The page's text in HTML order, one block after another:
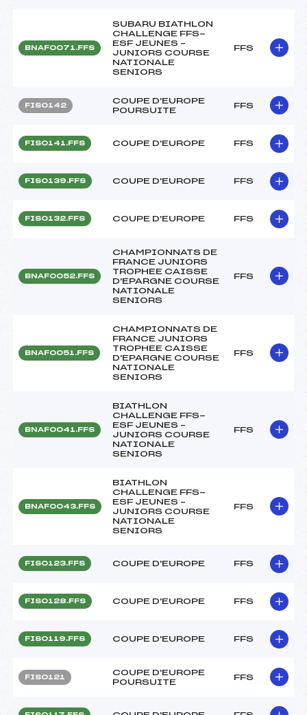
BNAF0071.FFS
SUBARU BIATHLON
CHALLENGE FFS-
ESF JEUNES –
JUNIORS COURSE
NATIONALE
SENIORS
FFS
FIS0142
COUPE D'EUROPE
POURSUITE
FFS
FIS0141.FFS COUPE D'EUROPE FFS
FIS0139.FFS COUPE D'EUROPE FFS
FIS0132.FFS COUPE D'EUROPE FFS
BNAF0052.FFS
CHAMPIONNATS DE
FRANCE JUNIORS
TROPHEE CAISSE
D'EPARGNE COURSE
NATIONALE
SENIORS
FFS
BNAF0051.FFS
CHAMPIONNATS DE
FRANCE JUNIORS
TROPHEE CAISSE
D'EPARGNE COURSE
NATIONALE
SENIORS
FFS
BNAF0041.FFS
BIATHLON
CHALLENGE FFS-
ESF JEUNES –
JUNIORS COURSE
NATIONALE
SENIORS
FFS
BNAF0043.FFS
BIATHLON
CHALLENGE FFS-
ESF JEUNES –
JUNIORS COURSE
NATIONALE
SENIORS
FFS
FIS0123.FFS COUPE D'EUROPE FFS
FIS0128.FFS COUPE D'EUROPE FFS
FIS0119.FFS COUPE D'EUROPE FFS
FIS0121
COUPE D'EUROPE
POURSUITE
FFS